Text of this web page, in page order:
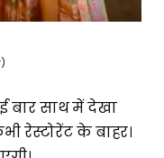
बार साथ में देखा
रेस्टोरेंट के बाहर।